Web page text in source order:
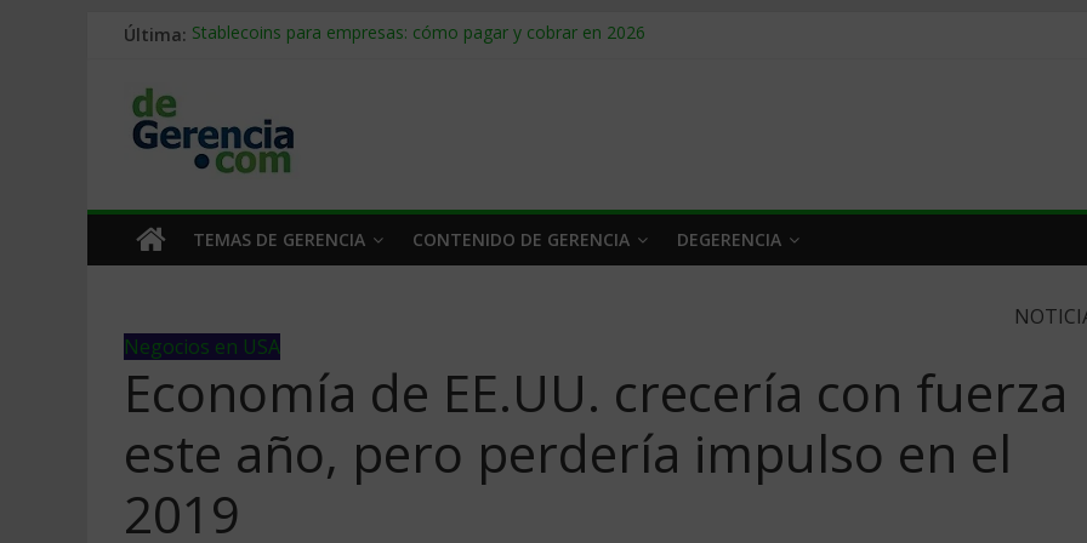
Última: Stablecoins para empresas: cómo pagar y cobrar en 2026
Trabajo forzoso en la cadena de suministro: qué hacer
Mercado hispano de EE. UU.: cómo segmentarlo y venderle
TEMAS DE GERENCIA CONTENIDO DE GERENCIA DEGERENCIA
Negocios en USA
Economía de EE.UU. crecería con fuerza
este año, pero perdería impulso en el
2019